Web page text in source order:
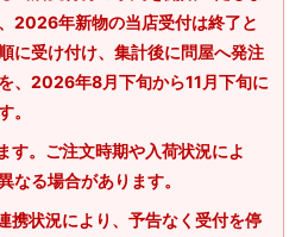
2026年新物の当店受付は終了と
に受け付け、集計後に問屋へ発注
、2026年8月下旬から11月下旬に
。
す。ご注文時期や入荷状況によ
なる場合があります。
携状況により、予告なく受付を停